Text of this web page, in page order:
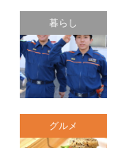
暮らし
グルメ